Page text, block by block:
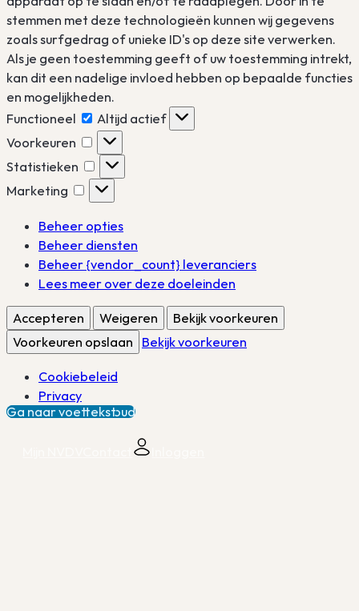
stemmen met deze technologieën kunnen wij gegevens
zoals surfgedrag of unieke ID's op deze site verwerken.
Als je geen toestemming geeft of uw toestemming intrekt,
kan dit een nadelige invloed hebben op bepaalde functies
en mogelijkheden.
Functioneel
Functioneel
Altijd actief
Voorkeuren
Voorkeuren
Statistieken
Statistieken
Marketing
Marketing
Beheer opties
Beheer diensten
Beheer {vendor_count} leveranciers
Lees meer over deze doeleinden
Accepteren Weigeren
Bekijk voorkeuren
Voorkeuren opslaan
Bekijk voorkeuren
Cookiebeleid
Privacy
Ga naar hoofdinhoud
Ga naar voettekst